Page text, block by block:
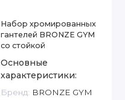
Набор хромированных
гантелей BRONZE GYM
со стойкой
Основные
характеристики:
Бренд: BRONZE GYM